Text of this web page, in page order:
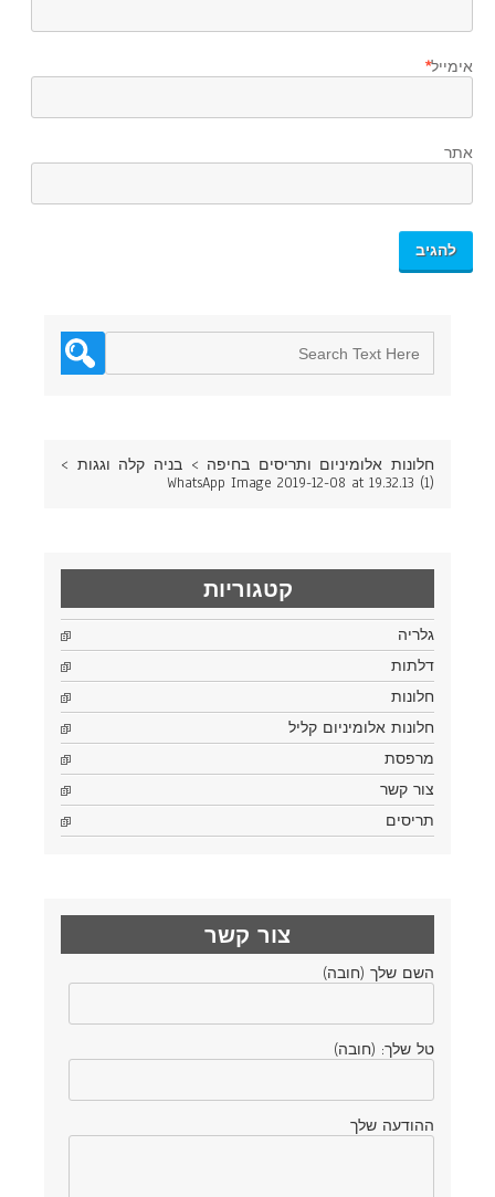
אימייל*
אתר
חלונות אלומיניום ותריסים בחיפה >בניה קלה וגגות >
WhatsApp Image 2019-12-08 at 19.32.13 (1)
קטגוריות
גלריה
דלתות
חלונות
חלונות אלומיניום קליל
מרפסת
צור קשר
תריסים
צור קשר
השם שלך (חובה)
טל שלך: (חובה)
ההודעה שלך